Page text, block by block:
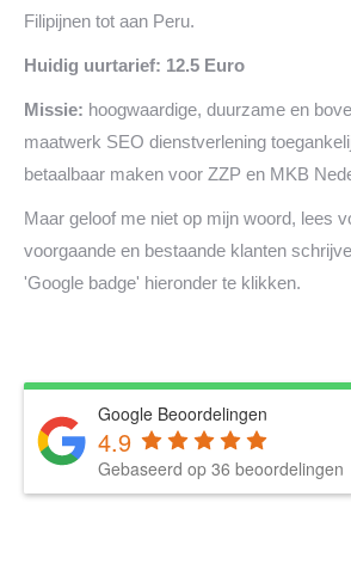
Filipijnen tot aan Peru.
Huidig uurtarief: 12.5 Euro
Missie: hoogwaardige, duurzame en
maatwerk SEO dienstverlening
betaalbaar maken voor ZZP en MKB
Maar geloof me niet op mijn woord, lees
voorgaande en bestaande klanten
'Google badge' hieronder te klikken.
Google Beoordelingen
4.9
Gebaseerd op 36 beoordelingen